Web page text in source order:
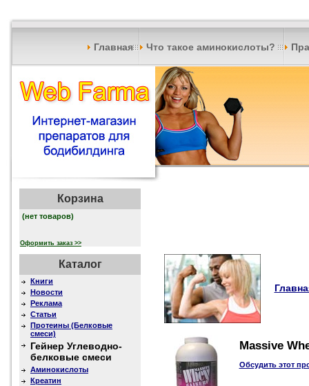
Главная Что такое аминокислоты?
Корзина
(нет товаров)
Оформить заказ >>
Каталог
Книги
Новости
Реклама
Статьи
Протеины (Белковые
смеси)
Гейнер Углеводно-
белковые смеси
Аминокислоты
Креатин
Massive
Обсудить этот